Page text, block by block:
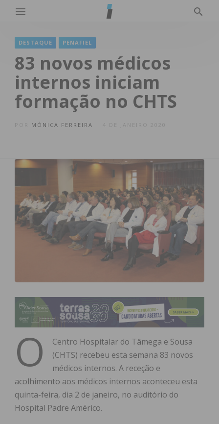
DESTAQUE PENAFIEL
83 novos médicos
internos iniciam
formação no CHTS
MÓNICA FERREIRA 4 DE JANEIRO 2020
O
Centro Hospitalar do Tâmega e Sousa
(CHTS) recebeu esta semana 83 novos
médicos internos. A receção e
acolhimento aos médicos internos aconteceu esta
quinta-feira, dia 2 de janeiro, no auditório do
Hospital Padre Américo.